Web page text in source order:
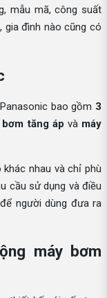
mẫu mã, công suất
gia đình nào cũng có
bao gồm 3
bơm tăng áp và máy
nhau và chỉ phù
cầu sử dụng và điều
người dùng đưa ra
máy bơm